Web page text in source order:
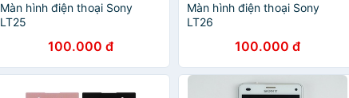
Màn hình điện thoại Sony
LT25
100.000 đ
Màn hình điện thoại Sony
LT26
100.000 đ